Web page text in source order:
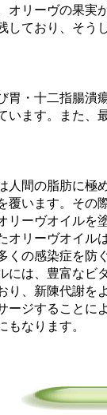
リーヴの果実
ており、そう
十二指腸潰瘍
す。また、最
の脂肪に極め
ます。その際
ヴオイルを塗
ーヴオイルは
感染症を防ぐ
、豊富なビタ
新陳代謝をよ
することによ
なります。